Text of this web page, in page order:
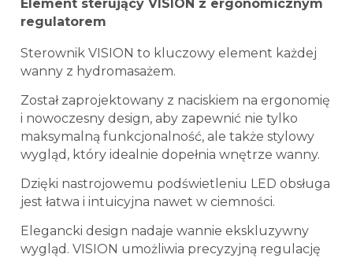
Element sterujący VISION z ergonomicznym
regulatorem
Sterownik VISION to kluczowy element każdej
wanny z hydromasażem.
Został zaprojektowany z naciskiem na ergonomię
i nowoczesny design, aby zapewnić nie tylko
maksymalną funkcjonalność, ale także stylowy
wygląd, który idealnie dopełnia wnętrze wanny.
Dzięki nastrojowemu podświetleniu LED obsługa
jest łatwa i intuicyjna nawet w ciemności.
Elegancki design nadaje wannie ekskluzywny
wygląd. VISION umożliwia precyzyjną regulację